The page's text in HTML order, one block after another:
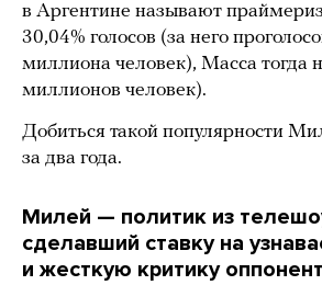
в Аргентине называют
30,04% голосов (за него
миллиона человек), Масса тогда
миллионов человек).
Добиться такой популярности
за два года.
Милей — политик из
сделавший ставку на
и жесткую критику